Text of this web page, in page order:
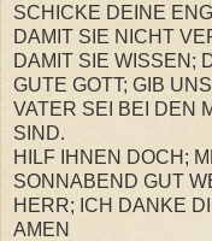
SCHICKE DEINE
DAMIT SIE NICHT
DAMIT SIE WISSEN;
GUTE GOTT; GIB
VATER SEI BEI DEN
SIND.
HILF IHNEN DOCH;
SONNABEND GUT
HERR; ICH DANKE
AMEN